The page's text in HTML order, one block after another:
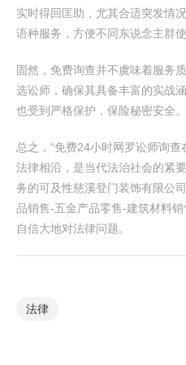
实时得回匡助，尤其合适突发情
语种服务，方便不同东说念主群使
固然，免费询查并不虞味着服务
选讼师，确保其具备丰富的实战
也受到严格保护，保险秘密安全。
总之，“免费24小时网罗讼师询
法律相沿，是当代法治社会的紧
务的可及性慈溪登门装饰有限公
品销售-五金产品零售-建筑材料
自信大地对法律问题。
法律